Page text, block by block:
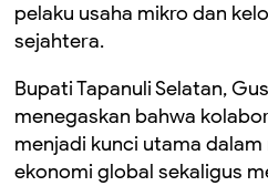
pelaku usaha mikro dan
sejahtera.
Bupati Tapanuli Selatan,
menegaskan bahwa
menjadi kunci utama
ekonomi global sekaligus